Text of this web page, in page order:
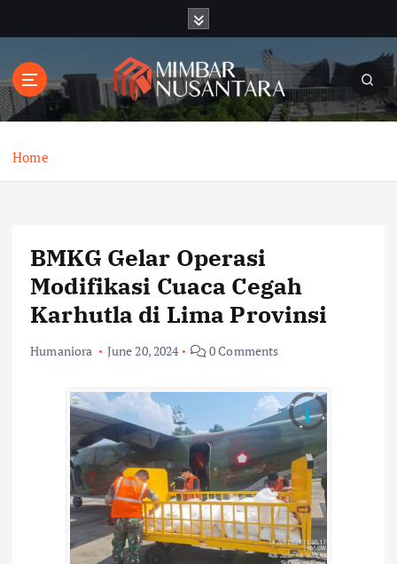
t
o
Home
BMKG Gelar Operasi
Modifikasi Cuaca Cegah
Karhutla di Lima Provinsi
Humaniora June 20, 2024 0 Comments